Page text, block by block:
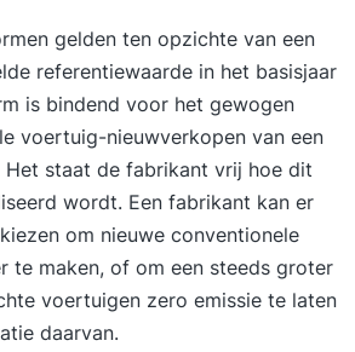
gelden ten opzichte van een
referentiewaarde in het basisjaar
is bindend voor het gewogen
voertuig-nieuwverkopen van een
Het staat de fabrikant vrij hoe dit
wordt. Een fabrikant kan er
om nieuwe conventionele
te maken, of om een steeds groter
voertuigen zero emissie te laten
daarvan.